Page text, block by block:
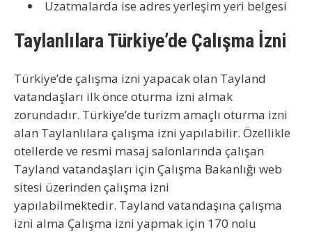
Uzatmalarda ise adres yerleşim yeri belgesi
Taylanlılara Türkiye’de Çalışma İzni
Türkiye’de çalışma izni yapacak olan Tayland
vatandaşları ilk önce oturma izni almak
zorundadır. Türkiye’de turizm amaçlı oturma izni
alan Taylanlılara çalışma izni yapılabilir. Özellikle
otellerde ve resmi masaj salonlarında çalışan
Tayland vatandaşları için Çalışma Bakanlığı web
sitesi üzerinden çalışma izni
yapılabilmektedir. Tayland vatandaşına çalışma
izni alma Çalışma izni yapmak için 170 nolu